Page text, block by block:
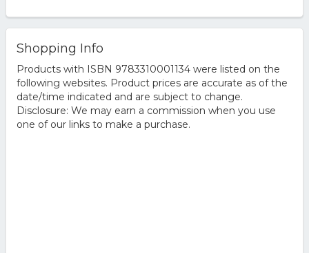
Shopping Info
Products with ISBN 9783310001134 were listed on the
following websites. Product prices are accurate as of the
date/time indicated and are subject to change.
Disclosure: We may earn a commission when you use
one of our links to make a purchase.